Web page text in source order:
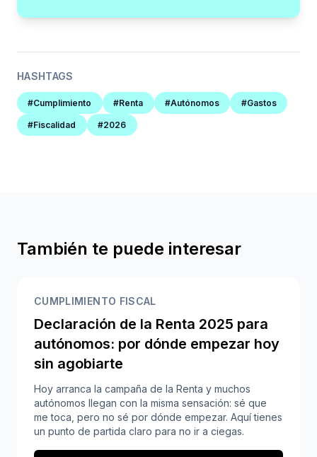
HASHTAGS
#Cumplimiento #Renta #Autónomos #Gastos
#Fiscalidad #2026
También te puede interesar
CUMPLIMIENTO FISCAL
Declaración de la Renta 2025 para
autónomos: por dónde empezar hoy
sin agobiarte
Hoy arranca la campaña de la Renta y muchos
autónomos llegan con la misma sensación: sé que
me toca, pero no sé por dónde empezar. Aquí tienes
un punto de partida claro para no ir a ciegas.